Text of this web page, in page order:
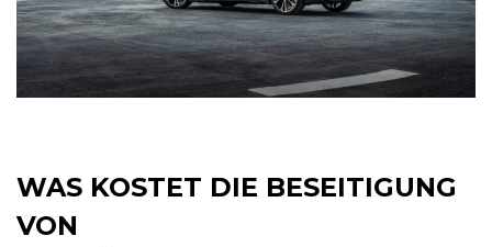
WAS KOSTET DIE BESEITIGUNG
VON